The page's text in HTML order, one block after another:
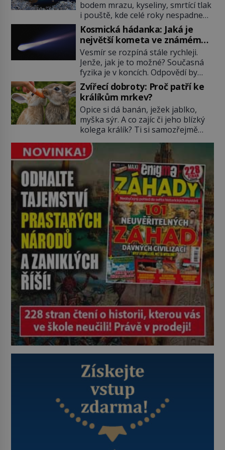
rostlina provází člověka už tisíce
let. Většina lidí vnímá rákos jen jako
obyčejnou kulisu letního koupání.
Stačí se však podívat […]
bodem mrazu, kyseliny, smrtící tlak
i pouště, kde celé roky nespadne
jediná kapka deště. Na první
pohled místa, kde nemůže
existovat vůbec nic. Přesto právě
tady vědci objevují organismy,
které posouvají hranice života.
Každý nový nález mění naše
představy o tom, co všechno
dokáže příroda a napovídá, kde
bychom jednou […]
Kosmická hádanka: Jaká je
největší kometa ve známém
vesmíru?
Vesmír se rozpíná stále rychleji.
Jenže, jak je to možné? Současná
fyzika je v koncích. Odpovědí by
mohla být hypotetická temná
energie. Právě na tu se zaměří
pozornost dvojice zkušených
astronomů. Namísto ní ale objeví
něco mnohem hmatatelnějšího.
Naprosto rekordní kometu!
Astronomové Pedro Bernardinelli a
Gary Bernstein mravenčí prací
zkoumají archivní snímky v rámci
Průzkumu temné energie […]
Zvířecí dobroty: Proč patří ke
králíkům mrkev?
Opice si dá banán, ježek jablko,
myška sýr. A co zajíc či jeho blízký
kolega králík? Ti si samozřejmě
podobné představy o potravě
zvířat často spíš mýty? Pokud máte
doma králíka, mrkev mu dát
můžete. A nejspíš mu i bude
chutnat, ovšem měl by ji mít jen
jako občasný pamlsek. […]